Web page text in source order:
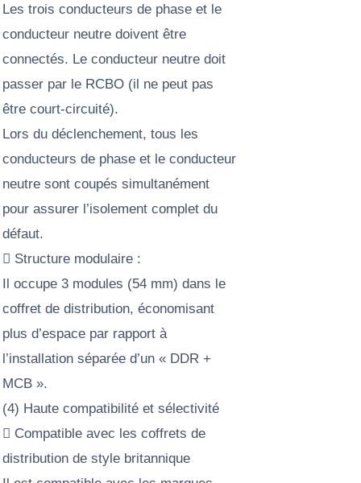
Les trois conducteurs de phase et le
conducteur neutre doivent être
connectés. Le conducteur neutre doit
passer par le RCBO (il ne peut pas
être court-circuité).
Lors du déclenchement, tous les
conducteurs de phase et le conducteur
neutre sont coupés simultanément
pour assurer l’isolement complet du
défaut.
 Structure modulaire :
Il occupe 3 modules (54 mm) dans le
coffret de distribution, économisant
plus d’espace par rapport à
l’installation séparée d’un « DDR +
MCB ».
(4) Haute compatibilité et sélectivité
 Compatible avec les coffrets de
distribution de style britannique